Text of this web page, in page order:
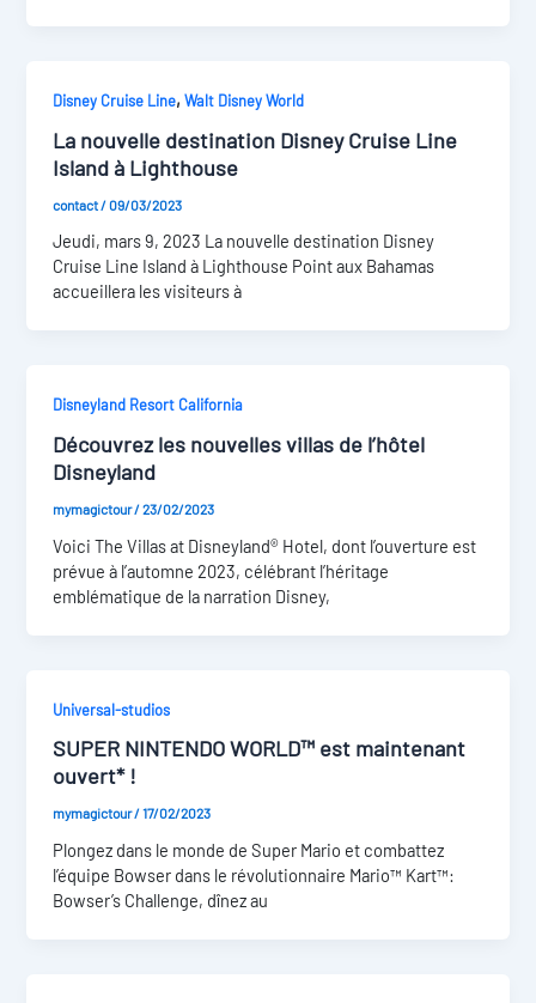
Disney Cruise Line,Walt Disney World
La nouvelle destination Disney Cruise Line
Island à Lighthouse
contact /09/03/2023
Jeudi, mars 9, 2023 La nouvelle destination Disney
Cruise Line Island à Lighthouse Point aux Bahamas
accueillera les visiteurs à
Disneyland Resort California
Découvrez les nouvelles villas de l’hôtel
Disneyland
mymagictour/23/02/2023
Voici The Villas at Disneyland® Hotel, dont l’ouverture est
prévue à l’automne 2023, célébrant l’héritage
emblématique de la narration Disney,
Universal-studios
SUPER NINTENDO WORLD™ est maintenant
ouvert* !
mymagictour/17/02/2023
Plongez dans le monde de Super Mario et combattez
l’équipe Bowser dans le révolutionnaire Mario™ Kart™:
Bowser’s Challenge, dînez au